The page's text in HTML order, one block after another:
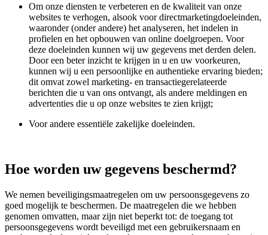
Om onze diensten te verbeteren en de kwaliteit van onze
websites te verhogen, alsook voor directmarketingdoeleinden,
waaronder (onder andere) het analyseren, het indelen in
profielen en het opbouwen van online doelgroepen. Voor
deze doeleinden kunnen wij uw gegevens met derden delen.
Door een beter inzicht te krijgen in u en uw voorkeuren,
kunnen wij u een persoonlijke en authentieke ervaring bieden;
dit omvat zowel marketing- en transactiegerelateerde
berichten die u van ons ontvangt, als andere meldingen en
advertenties die u op onze websites te zien krijgt;
Voor andere essentiële zakelijke doeleinden.
Hoe worden uw gegevens beschermd?
We nemen beveiligingsmaatregelen om uw persoonsgegevens zo
goed mogelijk te beschermen. De maatregelen die we hebben
genomen omvatten, maar zijn niet beperkt tot: de toegang tot
persoonsgegevens wordt beveiligd met een gebruikersnaam en